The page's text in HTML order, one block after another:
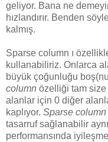
geliyor. Bana ne
hızlandırır. Benden
kalmış.
Sparse column ı
kullanabiliriz. Onlarca
büyük çoğunluğu
column özelliği tam size
alanlar için 0 diğer
kaplıyor. Sparse column
tasarruf sağlanabilir
performansında